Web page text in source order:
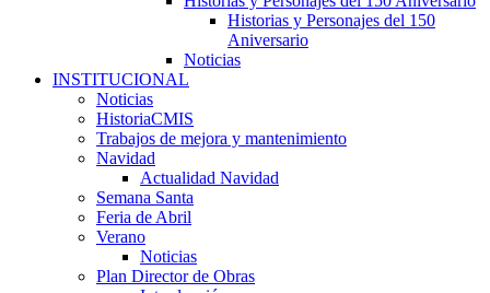
Historias y Personajes del 150
Aniversario
Noticias
INSTITUCIONAL
Noticias
HistoriaCMIS
Trabajos de mejora y mantenimiento
Navidad
Actualidad Navidad
Semana Santa
Feria de Abril
Verano
Noticias
Plan Director de Obras